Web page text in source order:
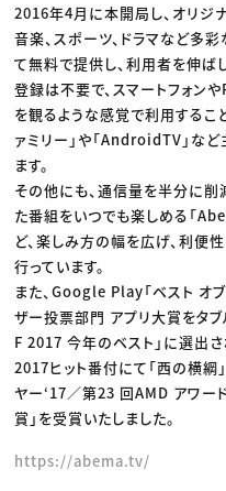
2016年4月に本開局し、オリジ
音楽、スポーツ、ドラマなど多
て無料で提供し、利用者を伸ば
登録は不要で、スマートフォン
を観るような感覚で利用するこ
ァミリー」や「AndroidTV」な
ます。
その他にも、通信量を半分に削
た番組をいつでも楽しめる「
ど、楽しみ方の幅を広げ、利便
行っています。
また、Google Play「ベスト オ
ザー投票部門 アプリ大賞をタ
F 2017 今年のベスト」に選出さ
2017ヒット番付にて「西の横綱」
ヤー‘17／第23 回AMD アワー
賞」を受賞いたしました。
https://abema.tv/